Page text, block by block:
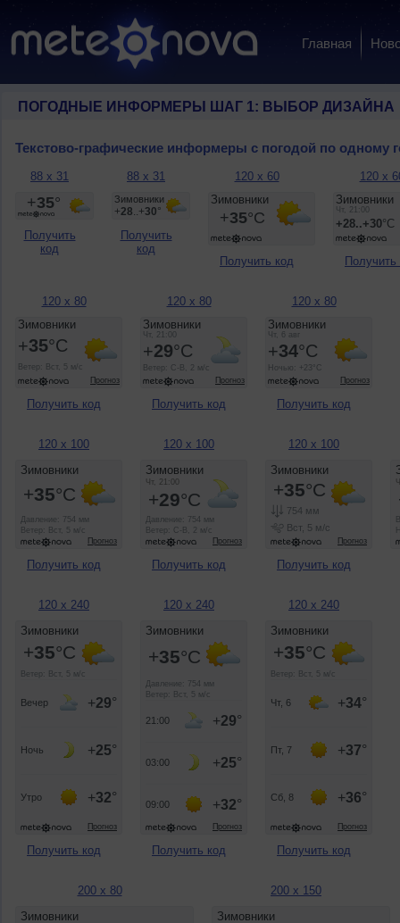
Главная
ПОГОДНЫЕ ИНФОРМЕРЫ ШАГ 1: ВЫБОР ДИЗАЙНА
Текстово-графические информеры с погодой по одному
88 x 31
Получить
код
88 x 31
Получить
код
120 x 60
Получить код
120 x
Получить
120 x 80
Получить код
120 x 80
Получить код
120 x 80
Получить код
120 x 100
Получить код
120 x 100
Получить код
120 x 100
Получить код
120 x 240
Получить код
120 x 240
Получить код
120 x 240
Получить код
200 x 80 200 x 150